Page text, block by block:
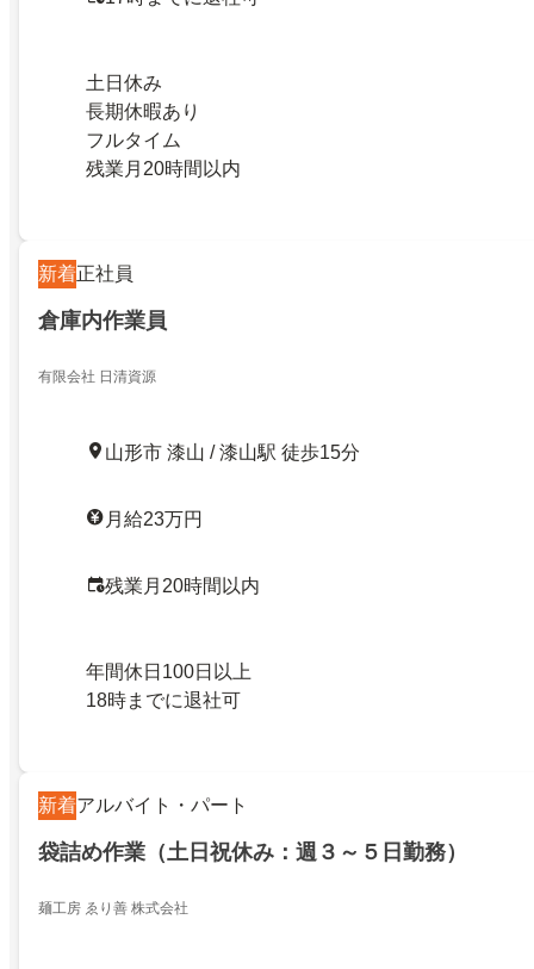
土日休み
長期休暇あり
フルタイム
残業月20時間以内
新着正社員
倉庫内作業員
有限会社 日清資源
山形市 漆山 / 漆山駅 徒歩15分
月給23万円
残業月20時間以内
年間休日100日以上
18時までに退社可
新着アルバイト・パート
袋詰め作業（土日祝休み：週３～５日勤務）
麺工房 ゑり善 株式会社